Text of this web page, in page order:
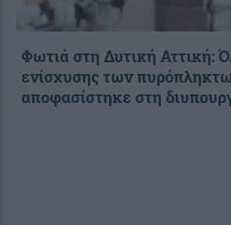
Φωτιά στη Δυτική Αττική:
ενίσχυσης των
αποφασίστηκε στη